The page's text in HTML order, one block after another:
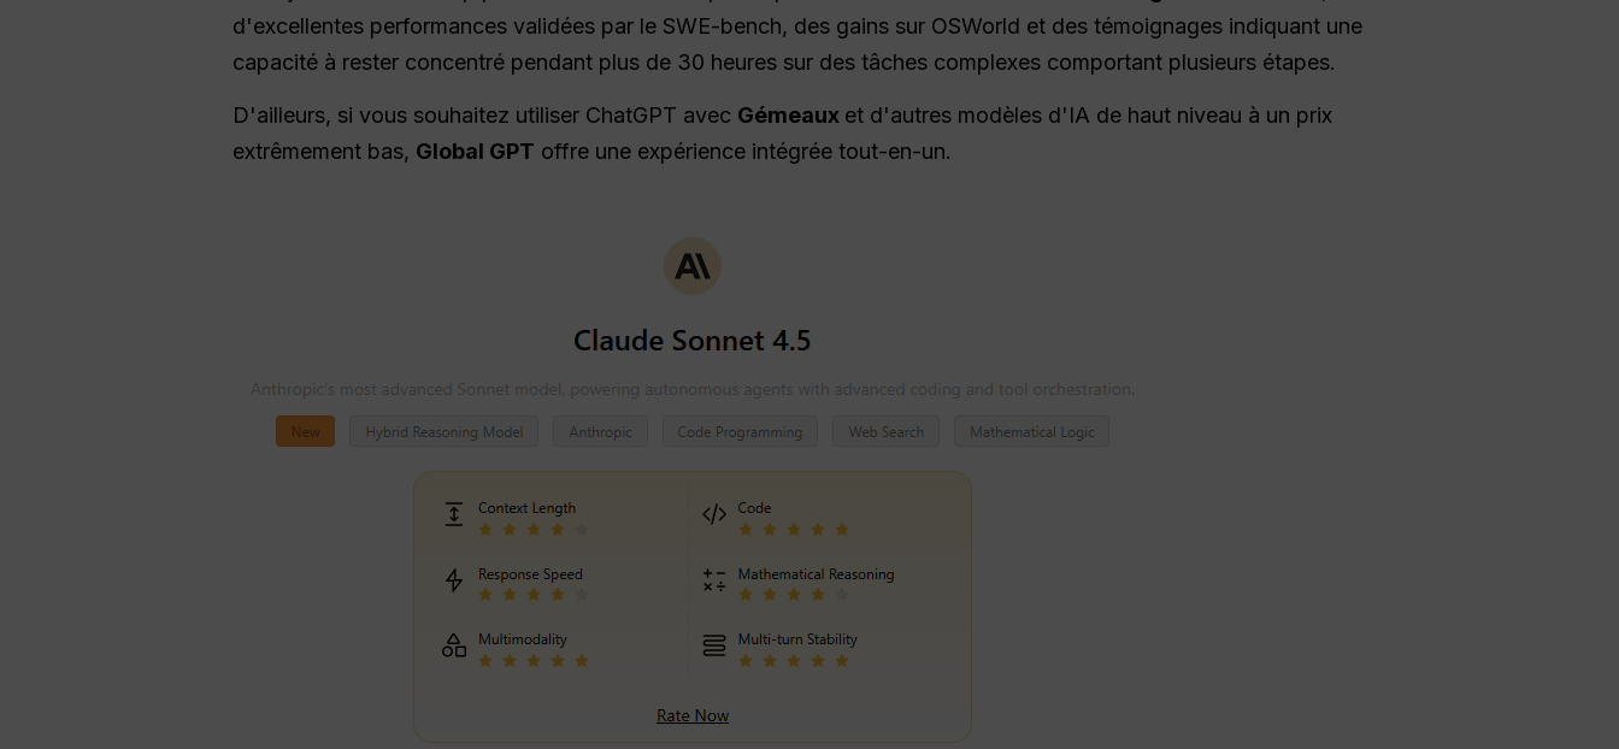
d'excellentes performances validées par le SWE-bench, des gains sur OSWorld et des témoignages indiquant une
capacité à rester concentré pendant plus de 30 heures sur des tâches complexes comportant plusieurs étapes.
D'ailleurs, si vous souhaitez utiliser ChatGPT avec Gémeaux et d'autres modèles d'IA de haut niveau à un prix
extrêmement bas, Global GPT offre une expérience intégrée tout-en-un.